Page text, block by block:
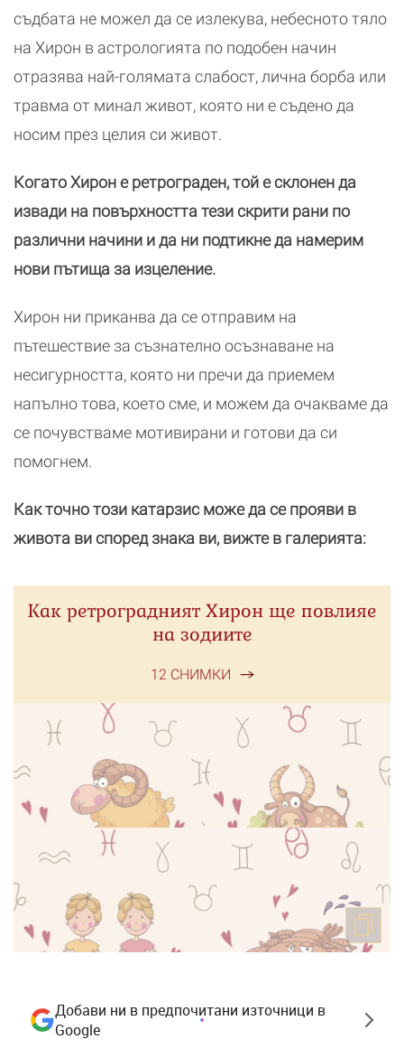
съдбата не можел да се излекува, небесното тяло
на Хирон в астрологията по подобен начин
отразява най-голямата слабост, лична борба или
травма от минал живот, която ни е съдено да
носим през целия си живот.
Когато Хирон е ретрограден, той е склонен да
извади на повърхността тези скрити рани по
различни начини и да ни подтикне да намерим
нови пътища за изцеление.
Хирон ни приканва да се отправим на
пътешествие за съзнателно осъзнаване на
несигурността, която ни пречи да приемем
напълно това, което сме, и можем да очакваме да
се почувстваме мотивирани и готови да си
помогнем.
Как точно този катарзис може да се прояви в
живота ви според знака ви, вижте в галерията:
Как ретроградният Хирон ще повлияе
на зодиите
12 СНИМКИ
Добави ни в предпочитани източници в
Google